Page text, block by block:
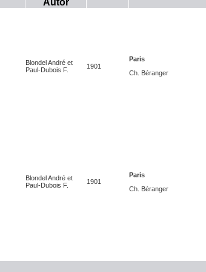
Autor
Blondel André et
Paul-Dubois F.
1901
Paris
Ch. Béranger
Blondel André et
Paul-Dubois F.
1901
Paris
Ch. Béranger